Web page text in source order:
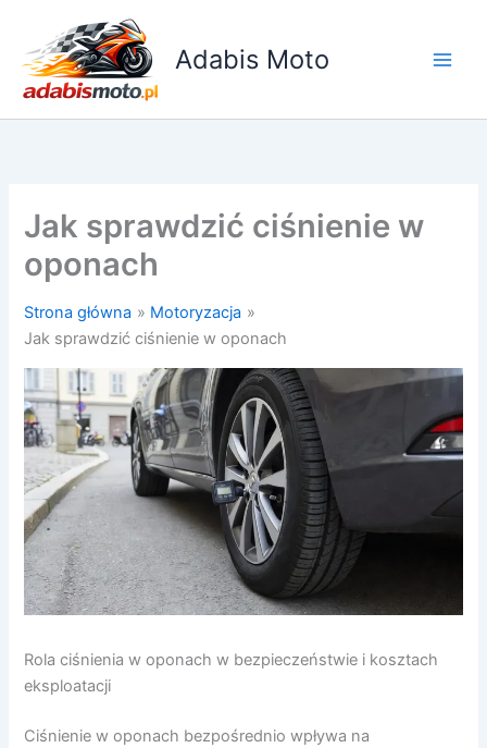
treści
Adabis Moto
Jak sprawdzić ciśnienie w
oponach
Strona główna
Motoryzacja
Jak sprawdzić ciśnienie w oponach
Rola ciśnienia w oponach w bezpieczeństwie i kosztach
eksploatacji
Ciśnienie w oponach bezpośrednio wpływa na